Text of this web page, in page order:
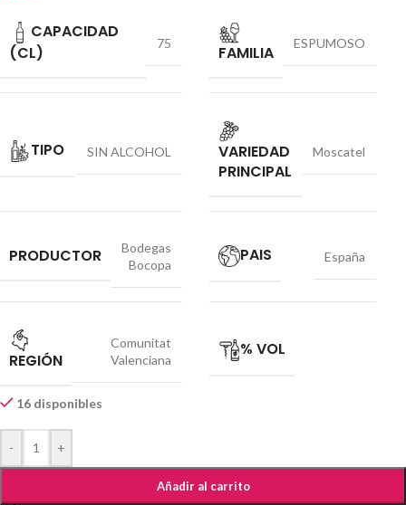
CAPACIDAD
(CL)
75 FAMILIA ESPUMOSO
TIPO SIN ALCOHOL
VARIEDAD
PRINCIPAL
Moscatel
PRODUCTOR
Bodegas
Bocopa
PAIS España
REGIÓN
Comunitat
Valenciana
% VOL
16 disponibles
- +
Añadir al carrito